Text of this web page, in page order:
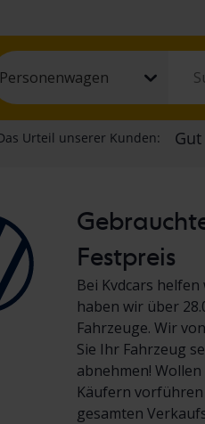
Personenwagen
Festpreis
Bei Kvdcars
haben wir über
Fahrzeuge. Wir
Sie Ihr Fahrzeug
abnehmen!
Käufern vorführen
gesamten